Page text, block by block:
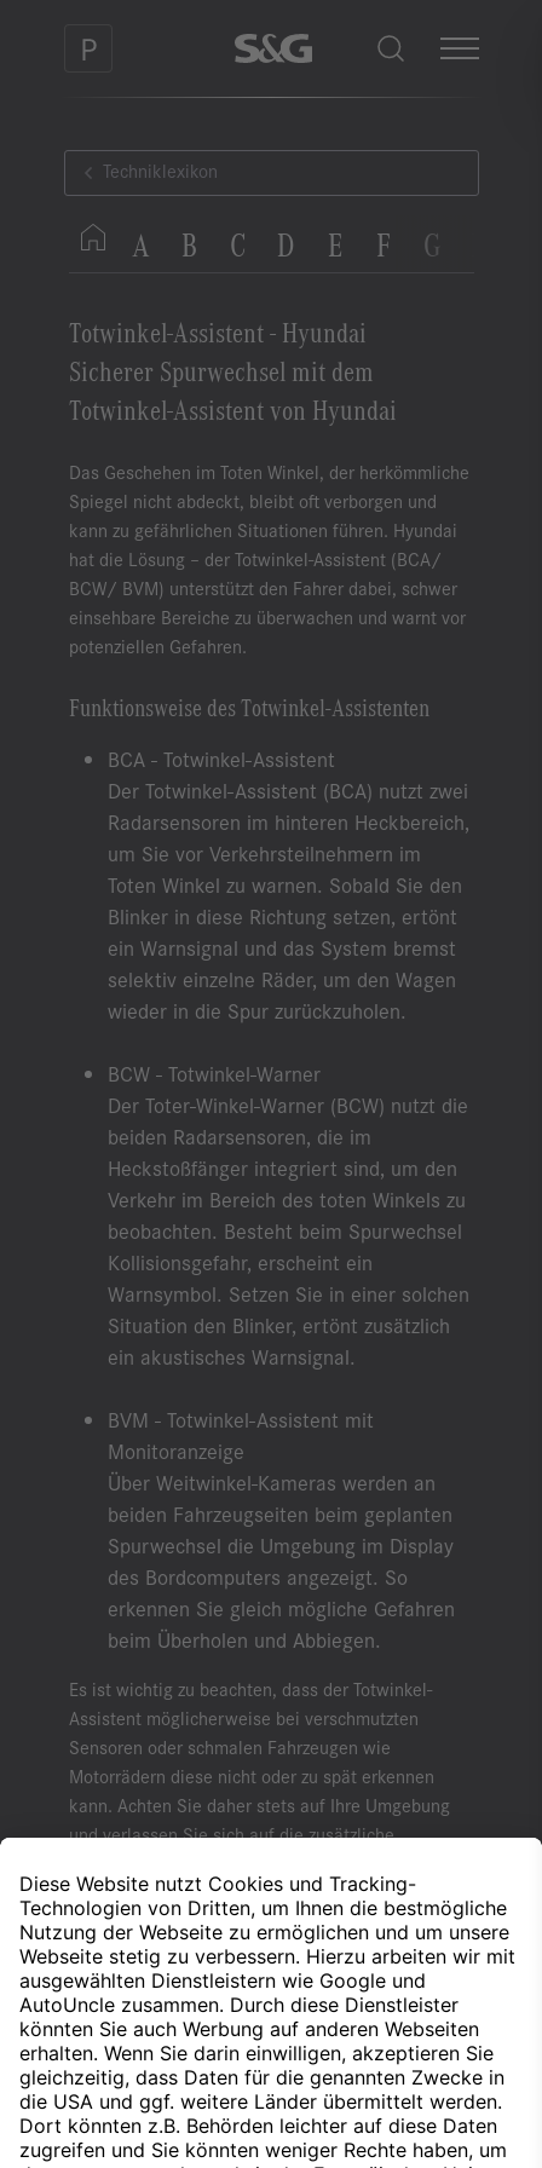
Techniklexikon
A B C D E F G
Totwinkel-Assistent - Hyundai
Sicherer Spurwechsel mit dem
Totwinkel-Assistent von Hyundai
Das Geschehen im Toten Winkel, der herkömmliche
Spiegel nicht abdeckt, bleibt oft verborgen und
kann zu gefährlichen Situationen führen. Hyundai
hat die Lösung – der Totwinkel-Assistent (BCA/
BCW/ BVM) unterstützt den Fahrer dabei, schwer
einsehbare Bereiche zu überwachen und warnt vor
potenziellen Gefahren.
Funktionsweise des Totwinkel-Assistenten
BCA - Totwinkel-Assistent
Der Totwinkel-Assistent (BCA) nutzt zwei
Radarsensoren im hinteren Heckbereich,
um Sie vor Verkehrsteilnehmern im
Toten Winkel zu warnen. Sobald Sie den
Blinker in diese Richtung setzen, ertönt
ein Warnsignal und das System bremst
selektiv einzelne Räder, um den Wagen
wieder in die Spur zurückzuholen.
BCW - Totwinkel-Warner
Der Toter-Winkel-Warner (BCW) nutzt die
beiden Radarsensoren, die im
Heckstoßfänger integriert sind, um den
Verkehr im Bereich des toten Winkels zu
beobachten. Besteht beim Spurwechsel
Kollisionsgefahr, erscheint ein
Warnsymbol. Setzen Sie in einer solchen
Situation den Blinker, ertönt zusätzlich
ein akustisches Warnsignal.
BVM - Totwinkel-Assistent mit
Monitoranzeige
Über Weitwinkel-Kameras werden an
beiden Fahrzeugseiten beim geplanten
Spurwechsel die Umgebung im Display
des Bordcomputers angezeigt. So
erkennen Sie gleich mögliche Gefahren
beim Überholen und Abbiegen.
Es ist wichtig zu beachten, dass der Totwinkel-
Assistent möglicherweise bei verschmutzten
Sensoren oder schmalen Fahrzeugen wie
Motorrädern diese nicht oder zu spät erkennen
kann. Achten Sie daher stets auf Ihre Umgebung
und verlassen Sie sich auf die zusätzliche
Besuchen Sie unser Autohaus, um mehr über
dieses innovative Sicherheitsfeature zu erfahren
und es in Aktion zu erleben.